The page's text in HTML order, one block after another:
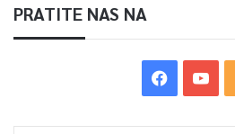
PRATITE NAS NA